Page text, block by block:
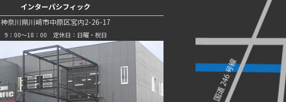
インターパシフィック
神奈川県川崎市中原区宮内2-26-17
9：00～18：00 定休日：日曜・祝日